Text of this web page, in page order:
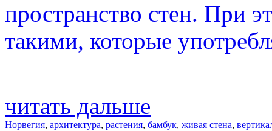
пространство стен. При
такими, которые
читать дальше
Норвегия, архитектура, растения, бамбук, живая стена,